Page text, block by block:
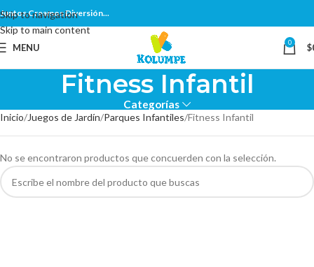
Skip to navigation
Skip to main content
Juntos Creamos Diversión...
MENU 0 $
Fitness Infantil
Categorías
Inicio Juegos de Jardín Parques Infantiles Fitness Infantil
No se encontraron productos que concuerden con la selección.